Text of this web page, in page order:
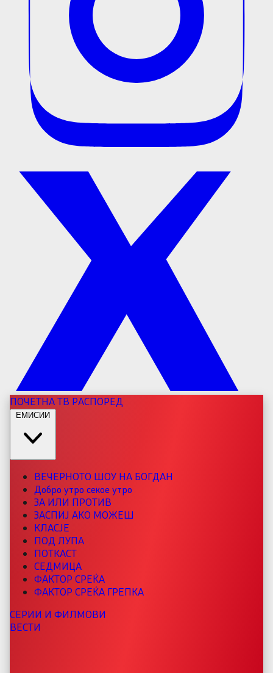
ПОЧЕТНАТВ РАСПОРЕД
ЕМИСИИ
ВЕЧЕРНОТО ШОУ НА БОГДАН
Добро утро секое утро
ЗА ИЛИ ПРОТИВ
ЗАСПИЈ АКО МОЖЕШ
КЛАСЈЕ
ПОД ЛУПА
ПОТКАСТ
СЕДМИЦА
ФАКТОР СРЕЌА
ФАКТОР СРЕЌА ГРЕПКА
СЕРИИ И ФИЛМОВИ
ВЕСТИ